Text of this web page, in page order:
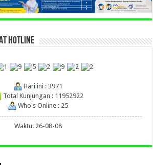
HOTLINE
Hari ini : 3971
Total Kunjungan : 11952922
Who's Online : 25
Waktu: 26-08-08